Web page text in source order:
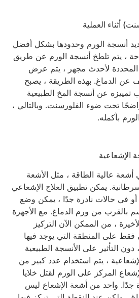
أثناء العملية
أنسجة الورم وحدودها بشكل أفضل
، يتم تلطخ أنسجة الورم عن طريق
المحددة لأحدث مجهر ، يتم عرض
عن الدماغ. بهذه الطريقة ، يصبح
تمييزه عن أنسجة المخ الطبيعية
تحت ضوء الفلورسنت. وبالتالي ،
بأكمله.
الإشعاعية
أشعة عالية الطاقة ، مثل الأشعة
يمكن تطبيق العلاج الإشعاعي
في حالات نادرة جدًا ، يمكن وضع
بالقرب من ورم الدماغ. مع الأجهزة
، من الممكن الآن التركيز
فقط على المنطقة التي يوجد فيها
التأثير على الأنسجة الطبيعية
، يتم استخدام عدد كبير من
المركز على الورم لقتل خلايا
واحد من أشعة الإشعاع ليس